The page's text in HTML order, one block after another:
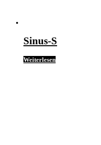
Sinus-S
Weiterlesen